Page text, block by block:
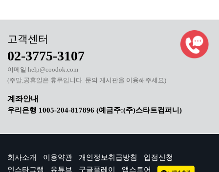
02-3775-3107
이메일 help@coodok.com
(주말,공휴일은 휴무입니다. 문의 게시판을 이용해주세요)
우리은행 1005-204-817896 (예금주:(주)스타트컴퍼니)
회사소개 이용약관 개인정보취급방침
입점신청
인스타그램
유튜브 구글플레이 앱스토어